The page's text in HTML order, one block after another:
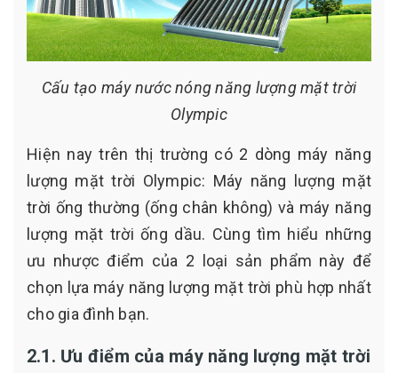
Cấu tạo máy nước nóng năng lượng mặt trời
Olympic
Hiện nay trên thị trường có 2 dòng máy năng
lượng mặt trời Olympic: Máy năng lượng mặt
trời ống thường (ống chân không) và máy năng
lượng mặt trời ống dầu. Cùng tìm hiểu những
ưu nhược điểm của 2 loại sản phẩm này để
chọn lựa máy năng lượng mặt trời phù hợp nhất
cho gia đình bạn.
2.1. Ưu điểm của máy năng lượng mặt trời